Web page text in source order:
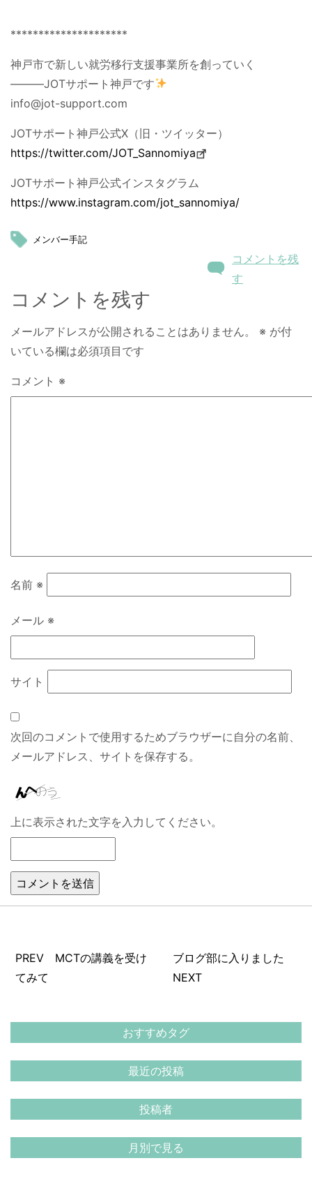
おすすめタグ
最近の投稿
投稿者
月別で見る
*********************
神戸市で新しい就労移行支援事業所を創っていく
―――JOTサポート神戸です
info@jot-support.com
JOTサポート神戸公式X（旧・ツイッター）
https://twitter.com/JOT_Sannomiya
JOTサポート神戸公式インスタグラム
https://www.instagram.com/jot_sannomiya/
メンバー手記
コメントを残
す
コメントを残す
メールアドレスが公開されることはありません。 ※ が付
いている欄は必須項目です
コメント ※
名前 ※
メール ※
サイト
次回のコメントで使用するためブラウザーに自分の名前、
メールアドレス、サイトを保存する。
上に表示された文字を入力してください。
PREV MCTの講義を受け
てみて
ブログ部に入りました
NEXT